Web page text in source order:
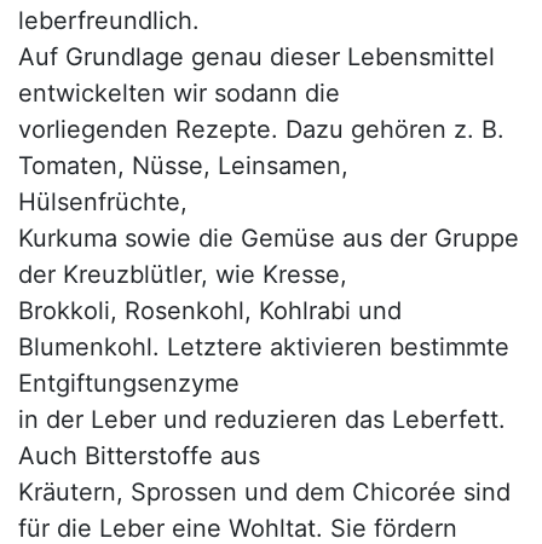
leberfreundlich.
Auf Grundlage genau dieser Lebensmittel
entwickelten wir sodann die
vorliegenden Rezepte. Dazu gehören z. B.
Tomaten, Nüsse, Leinsamen,
Hülsenfrüchte,
Kurkuma sowie die Gemüse aus der Gruppe
der Kreuzblütler, wie Kresse,
Brokkoli, Rosenkohl, Kohlrabi und
Blumenkohl. Letztere aktivieren bestimmte
Entgiftungsenzyme
in der Leber und reduzieren das Leberfett.
Auch Bitterstoffe aus
Kräutern, Sprossen und dem Chicorée sind
für die Leber eine Wohltat. Sie fördern